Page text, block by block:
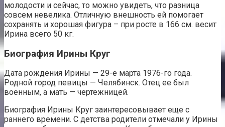
молодости и сейчас, то можно увидеть, что разница
совсем невелика. Отличную внешность ей помогает
сохранять и хорошая фигура – при росте в 166 см. весит
Ирина всего 50 кг.
Биография Ирины Круг
Дата рождения Ирины — 29-е марта 1976-го года.
Родной город певицы — Челябинск. Отец ее был
военным, а мать — чертежницей.
Биография Ирины Круг заинтересовывает еще с
раннего времени. С детства родители отмечали у Ирины